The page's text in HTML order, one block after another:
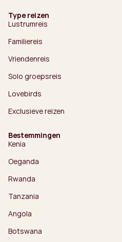
Type reizen
Lustrumreis
Familiereis
Vriendenreis
Solo groepsreis
Lovebirds
Exclusieve reizen
Bestemmingen
Kenia
Oeganda
Rwanda
Tanzania
Angola
Botswana